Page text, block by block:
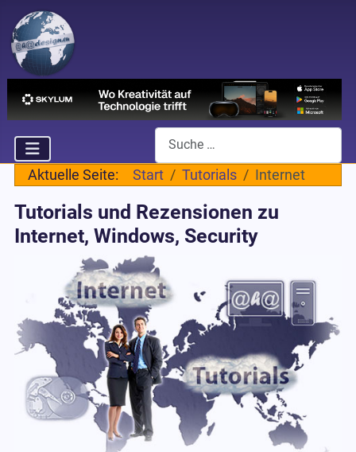
Suchen
Aktuelle Seite: Start Tutorials Internet
Tutorials und Rezensionen zu
Internet, Windows, Security